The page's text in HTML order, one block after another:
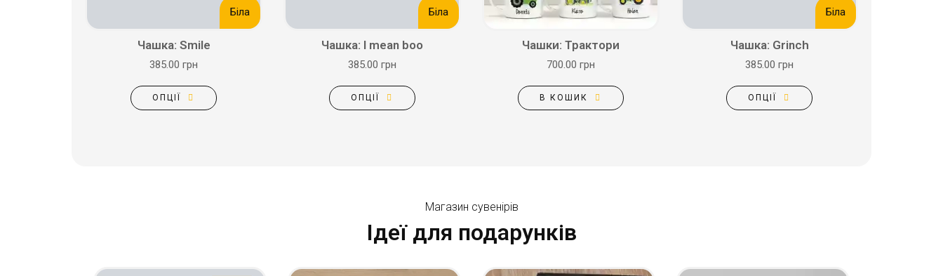
Біла
Чашка: Smile
385.00 грн
ОПЦІЇ
Біла
Чашка: I mean boo
385.00 грн
ОПЦІЇ
Чашки: Трактори
700.00 грн
В КОШИК
Біла
Чашка: Grinch
385.00 грн
ОПЦІЇ
Магазин сувенірів
Ідеї для подарунків